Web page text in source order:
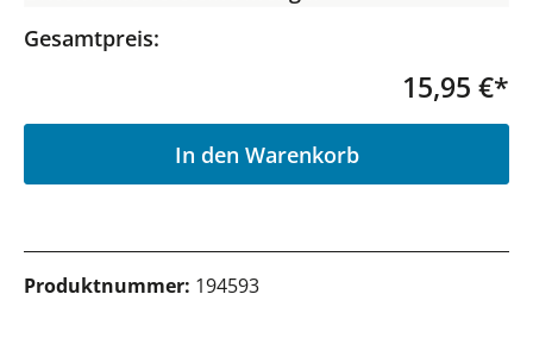
Gesamtpreis:
15,95 €*
In den Warenkorb
Produktnummer: 194593